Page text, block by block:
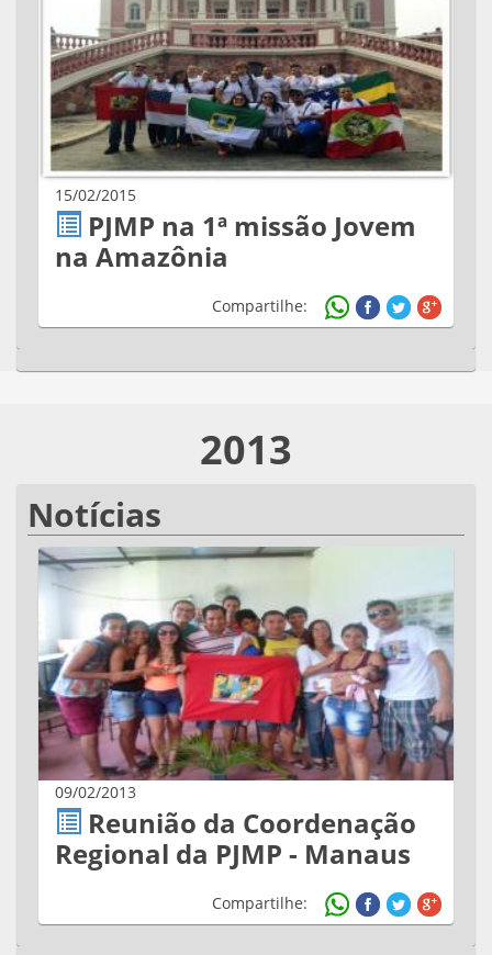
15/02/2015
PJMP na 1ª missão Jovem
na Amazônia
Compartilhe:
2013
Notícias
09/02/2013
Reunião da Coordenação
Regional da PJMP - Manaus
Compartilhe: